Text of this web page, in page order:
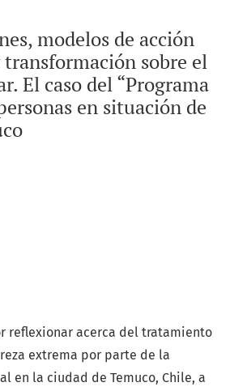
modelos de acción
sobre el
El caso del “Programa
en situación de
reflexionar acerca del tratamiento
extrema por parte de la
en la ciudad de Temuco, Chile, a